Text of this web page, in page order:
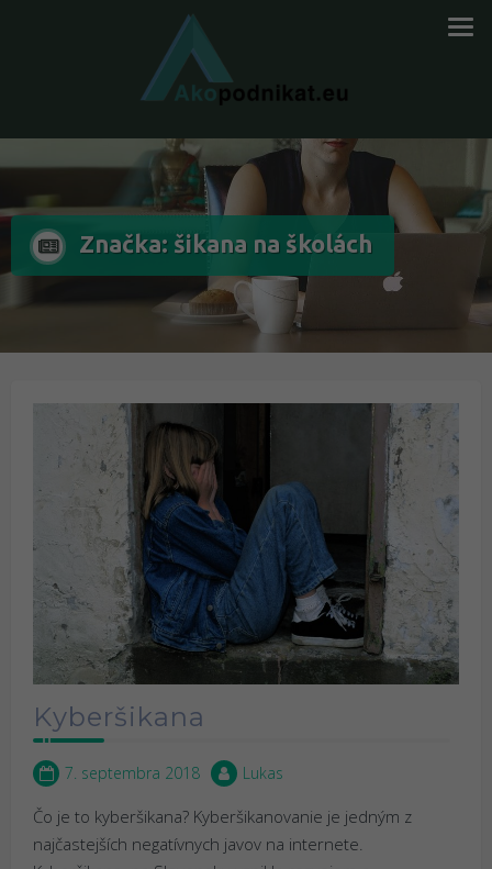
Značka: šikana na školách
Kyberšikana
7. septembra 2018 Lukas
Čo je to kyberšikana? Kyberšikanovanie je jedným z
najčastejších negatívnych javov na internete.